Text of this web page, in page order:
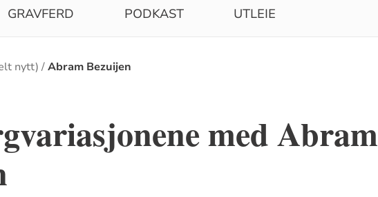
GRAVFERD PODKAST UTLEIE
nytt) Abram Bezuijen
med Abram